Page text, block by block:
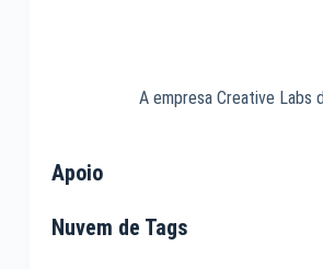
A empresa Creative Labs
Apoio
Nuvem de Tags